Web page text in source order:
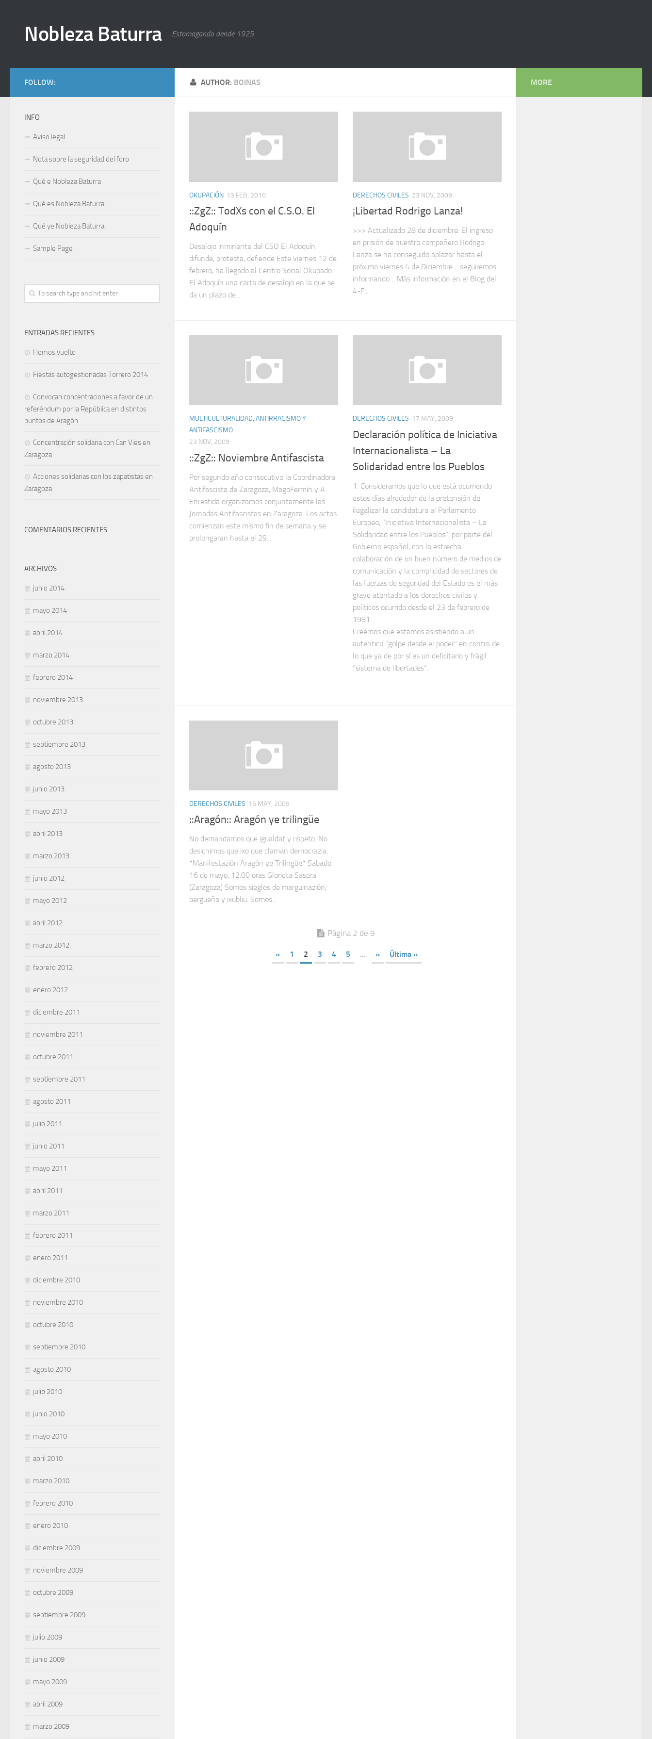
Nobleza Baturra Estomagando dende 1925
AUTHOR: BOINAS
OKUPACIÓN 13 FEB, 2010
::ZgZ:: TodXs con el C.S.O. El
Adoquín
Desalojo inminente del CSO El Adoquín:
difunde, protesta, defiende Este viernes 12 de
febrero, ha llegado al Centro Social Okupado
El Adoquín una carta de desalojo en la que se
da un plazo de...
DERECHOS CIVILES 23 NOV, 2009
¡Libertad Rodrigo Lanza!
>>> Actualizado 28 de diciembre: El ingreso
en prisión de nuestro compañero Rodrigo
Lanza se ha conseguido aplazar hasta el
próximo viernes 4 de Diciembre… seguiremos
informando… Más información en el Blog del
4-F...
MULTICULTURALIDAD, ANTIRRACISMO Y
ANTIFASCISMO
23 NOV, 2009
::ZgZ:: Noviembre Antifascista
Por segundo año consecutivo la Coordinadora
Antifascista de Zaragoza, MagoFermín y A
Enrestida organizamos conjuntamente las
Jornadas Antifascistas en Zaragoza. Los actos
comienzan este mismo fin de semana y se
prolongaran hasta el 29...
DERECHOS CIVILES 17 MAY, 2009
Declaración política de Iniciativa
Internacionalista – La
Solidaridad entre los Pueblos
1. Consideramos que lo que está ocurriendo
estos días alrededor de la pretensión de
ilegalizar la candidatura al Parlamento
Europeo, ”Iniciativa Internacionalista – La
Solidaridad entre los Pueblos”, por parte del
Gobierno español, con la estrecha
colaboración de un buen número de medios de
comunicación y la complicidad de sectores de
las fuerzas de seguridad del Estado es el más
grave atentado a los derechos civiles y
políticos ocurrido desde el 23 de febrero de
1981.
Creemos que estamos asistiendo a un
autentico ”golpe desde el poder” en contra de
lo que ya de por sí es un deficitario y frágil
‘’sistema de libertades”.
DERECHOS CIVILES 15 MAY, 2009
::Aragón:: Aragón ye trilingüe
No demandamos que igualdat y rispeto. No
desichimos que ixo que claman democrazia.
*Manifestazión Aragón ye Trilingüe* Sabado
16 de mayo, 12.00 oras Glorieta Sasera
(Zaragoza) Somos sieglos de marguinazión,
bergueña y ixubliu. Somos...
Página 2 de 9
« 1 2 3 4 5 ... » Última »
FOLLOW:
INFO
Aviso legal
Nota sobre la seguridad del foro
Qué e Nobleza Baturra
Qué es Nobleza Baturra
Qué ye Nobleza Baturra
Sample Page
ENTRADAS RECIENTES
Hemos vuelto
Fiestas autogestionadas Torrero 2014
Convocan concentraciones a favor de un
referéndum por la República en distintos
puntos de Aragón
Concentración solidaria con Can Vies en
Zaragoza
Acciones solidarias con los zapatistas en
Zaragoza
COMENTARIOS RECIENTES
ARCHIVOS
junio 2014
mayo 2014
abril 2014
marzo 2014
febrero 2014
noviembre 2013
octubre 2013
septiembre 2013
agosto 2013
junio 2013
mayo 2013
abril 2013
marzo 2013
junio 2012
mayo 2012
abril 2012
marzo 2012
febrero 2012
enero 2012
diciembre 2011
noviembre 2011
octubre 2011
septiembre 2011
agosto 2011
julio 2011
junio 2011
mayo 2011
abril 2011
marzo 2011
febrero 2011
enero 2011
diciembre 2010
noviembre 2010
octubre 2010
septiembre 2010
agosto 2010
julio 2010
junio 2010
mayo 2010
abril 2010
marzo 2010
febrero 2010
enero 2010
diciembre 2009
noviembre 2009
octubre 2009
septiembre 2009
julio 2009
junio 2009
mayo 2009
abril 2009
marzo 2009
MORE